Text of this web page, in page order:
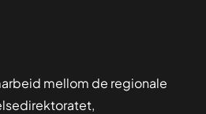
mellom de regionale